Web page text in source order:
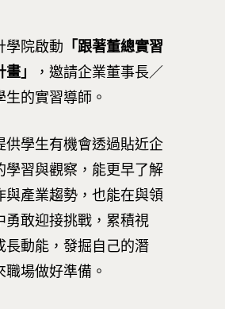
學院啟動 「跟著董總實習
」
，邀請企業董事長／
的實習導師。
供學生有機會透過貼近企
學習與觀察，能更早了解
與產業趨勢，也能在與領
勇敢迎接挑戰，累積視
長動能，發掘自己的潛
場做好準備。